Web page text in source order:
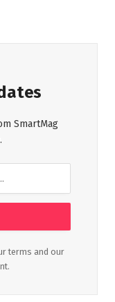
SmartMag
terms and our